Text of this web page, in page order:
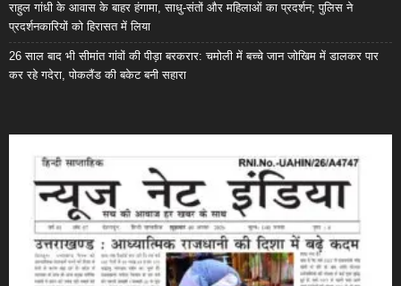
राहुल गांधी के आवास के बाहर हंगामा, साधु-संतों और महिलाओं का प्रदर्शन; पुलिस ने
प्रदर्शनकारियों को हिरासत में लिया
26 साल बाद भी सीमांत गांवों की पीड़ा बरकरार: चमोली में बच्चे जान जोखिम में डालकर पार
कर रहे गदेरा, पोकलैंड की बकेट बनी सहारा